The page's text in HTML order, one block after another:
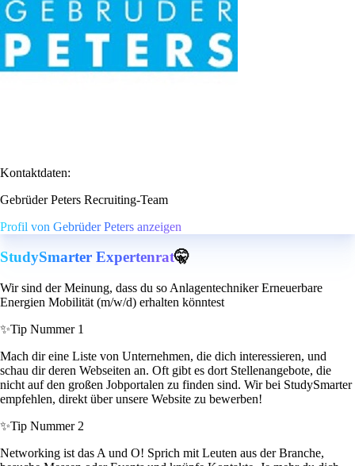
Kontaktdaten:
Gebrüder Peters Recruiting-Team
Profil von Gebrüder Peters anzeigen
StudySmarter Expertenrat🤫
Wir sind der Meinung, dass du so Anlagentechniker Erneuerbare
Energien Mobilität (m/w/d) erhalten könntest
✨Tip Nummer 1
Mach dir eine Liste von Unternehmen, die dich interessieren, und
schau dir deren Webseiten an. Oft gibt es dort Stellenangebote, die
nicht auf den großen Jobportalen zu finden sind. Wir bei StudySmarter
empfehlen, direkt über unsere Website zu bewerben!
✨Tip Nummer 2
Networking ist das A und O! Sprich mit Leuten aus der Branche,